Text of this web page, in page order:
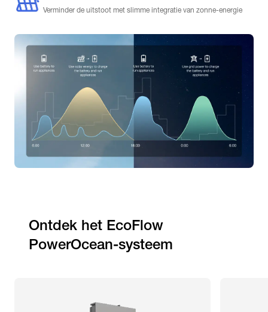
Verminder de uitstoot met slimme integratie van zonne-energie
Ontdek het EcoFlow
PowerOcean-systeem